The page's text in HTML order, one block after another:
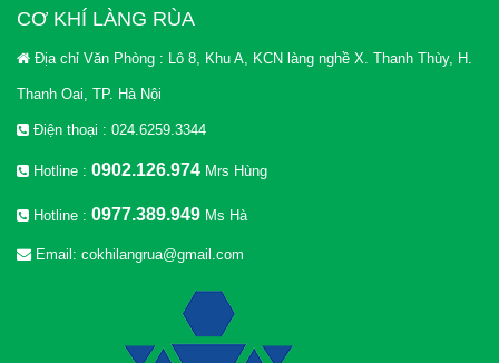
CƠ KHÍ LÀNG RÙA
Địa chỉ Văn Phòng : Lô 8, Khu A, KCN làng nghề X. Thanh Thùy, H.
Thanh Oai, TP. Hà Nội
Điện thoại : 024.6259.3344
Hotline : 0902.126.974 Mrs Hùng
Hotline : 0977.389.949 Ms Hà
Email: cokhilangrua@gmail.com